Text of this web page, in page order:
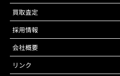
買取査定
採用情報
会社概要
リンク